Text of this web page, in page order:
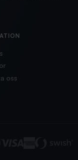
oss